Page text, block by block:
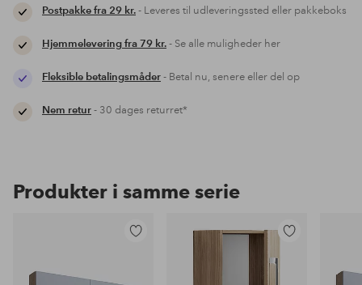
Postpakke fra 29 kr.- Leveres til udleveringssted eller pakkeboks
Hjemmelevering fra 79 kr.- Se alle muligheder her
Fleksible betalingsmåder- Betal nu, senere eller del op
Nem retur- 30 dages returret*
Produkter i samme serie
til
favoritter